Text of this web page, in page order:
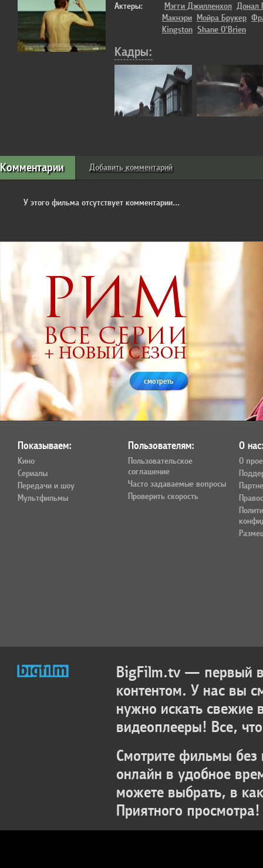
Актеры:
Мэгги Джилленхол Донал
Макнэри Мойра Брукер
Kingston Shane O'Brien
Кадры:
Комментарии Добавить комментарий
У этого фильма отсутствует комментарии...
смотреть
Показываем:
Кино
Сериалы
Передачи и шоу
Мультфильмы
Пользователям:
Пользовательское
соглашение
Часто задаваемые вопросы
Проверить скорость
О
О
BigFilm.tv — первый
контентом. У нас вы
нужно искать свежие
видеоплееры! Все,
Смотрите фильмы без
онлайн в удобное
можете выбрать, в
Приятного просмотра!